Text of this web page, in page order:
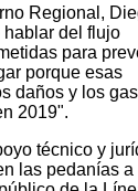
Regional,
hablar del flujo
para
porque esas
daños y los
2019".
técnico y
las pedanías a